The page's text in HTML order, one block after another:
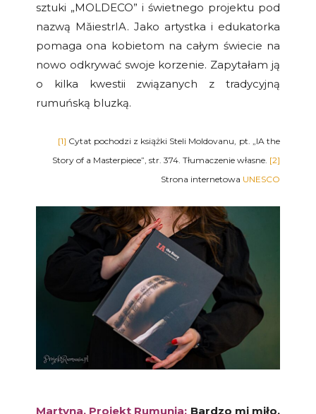
sztuki „MOLDECO” i świetnego projektu pod
nazwą MăiestrIA. Jako artystka i edukatorka
pomaga ona kobietom na całym świecie na
nowo odkrywać swoje korzenie. Zapytałam ją
o kilka kwestii związanych z tradycyjną
rumuńską bluzką.
[1] Cytat pochodzi z książki Steli Moldovanu, pt. „IA the
Story of a Masterpiece”, str. 374. Tłumaczenie własne. [2]
Strona internetowa UNESCO
Martyna, Projekt Rumunia: Bardzo mi miło,